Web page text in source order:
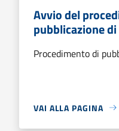
Avvio del
pubblicazione
Procedimento di
VAI ALLA PAGINA